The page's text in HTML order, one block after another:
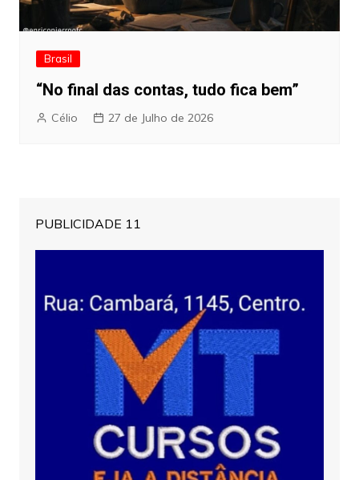
Brasil
“No final das contas, tudo fica bem”
Célio 27 de Julho de 2026
PUBLICIDADE 11